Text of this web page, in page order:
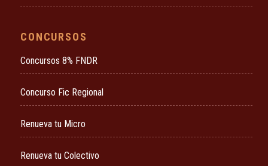
CONCURSOS
Concursos 8% FNDR
Concurso Fic Regional
Renueva tu Micro
Renueva tu Colectivo